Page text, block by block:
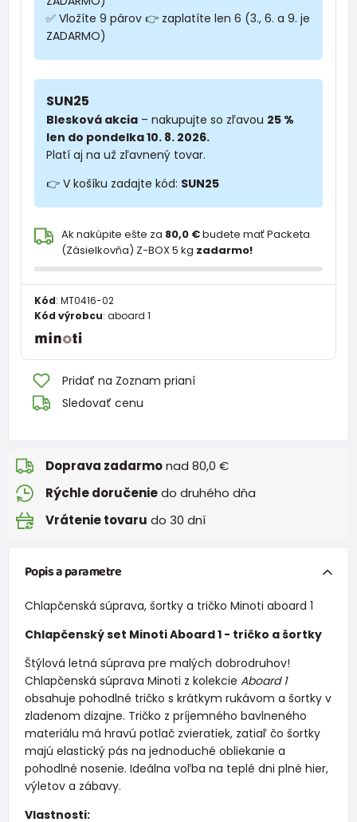
✅ Vložíte 9 párov 👉 zaplatíte len 6 (3., 6. a 9. je
ZADARMO)
SUN25
Blesková akcia – nakupujte so zľavou 25 %
len do pondelka 10. 8. 2026.
Platí aj na už zľavnený tovar.
👉 V košíku zadajte kód: SUN25
Ak nakúpite ešte za 80,0 €budete mať Packeta
(Zásielkovňa) Z-BOX 5 kg zadarmo!
Kód: MT0416-02
Kód výrobcu: aboard 1
Pridať na Zoznam prianí
Sledovať cenu
Doprava zadarmonad 80,0 €
Rýchle doručeniedo druhého dňa
Vrátenie tovaru do 30 dní
Popis a parametre
Chlapčenská súprava, šortky a tričko Minoti aboard 1
Chlapčenský set Minoti Aboard 1 - tričko a šortky
Štýlová letná súprava pre malých dobrodruhov!
Chlapčenská súprava Minoti z kolekcie Aboard 1
obsahuje pohodlné tričko s krátkym rukávom a šortky v
zladenom dizajne. Tričko z príjemného bavlneného
materiálu má hravú potlač zvieratiek, zatiaľ čo šortky
majú elastický pás na jednoduché obliekanie a
pohodlné nosenie. Ideálna voľba na teplé dni plné hier,
výletov a zábavy.
Vlastnosti: